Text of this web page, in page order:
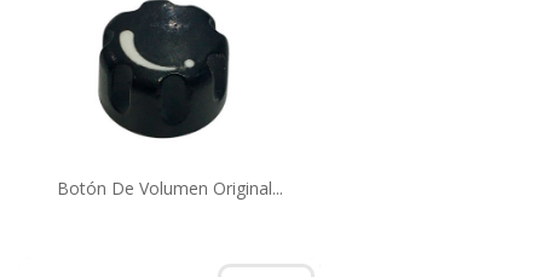
Botón De Volumen Original...